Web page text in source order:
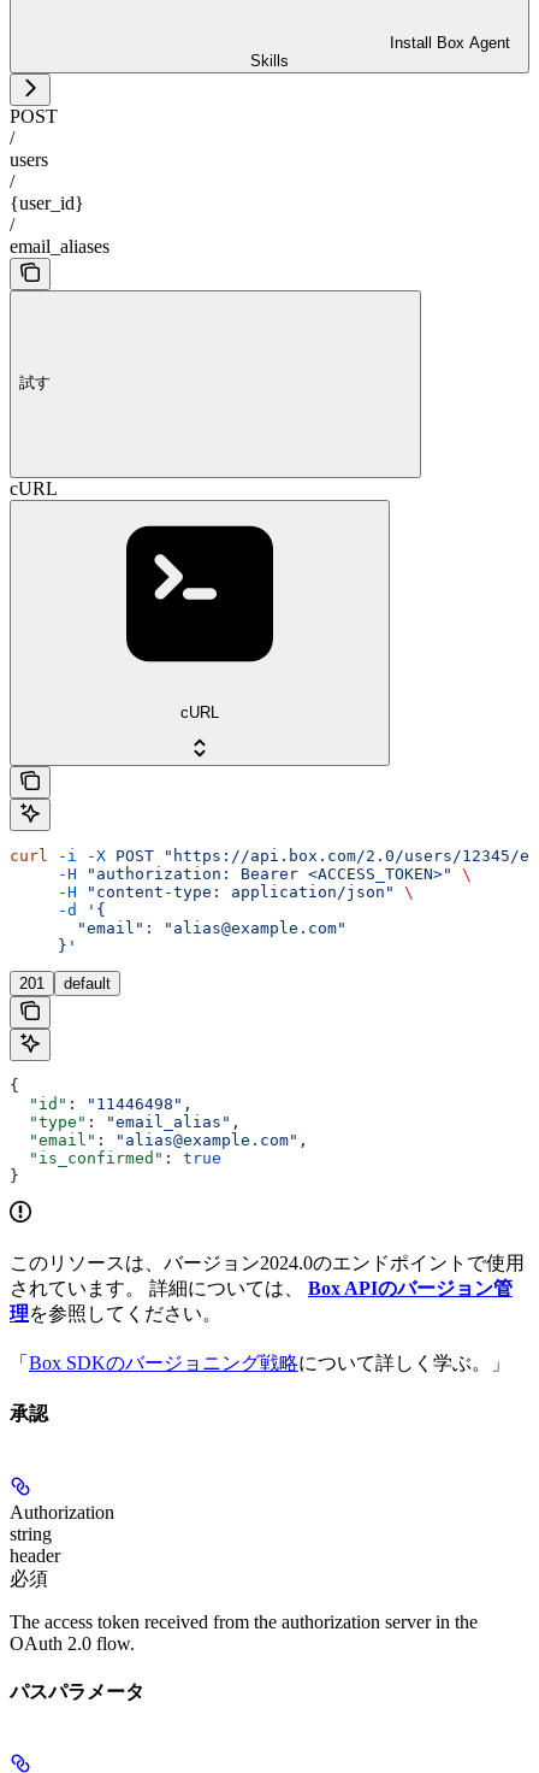
Install Box Agent
Skills
POST
/
users
/
{user_id}
/
email_aliases
試す
cURL
cURL
curl -i -X POST "https://api.box.com/2.0/users/12345/
     -H
"authorization: Bearer <ACCESS_TOKEN>"
\
     -H
"content-type: application/json"
\
     -d
'{
       "email": "alias@example.com"
     }'
201 default
{
  "id"
: "11446498" ,
  "type"
: "email_alias" ,
  "email"
: "alias@example.com" ,
  "is_confirmed"
: true
}
このリソースは、バージョン2024.0のエンドポイントで使用
されています。 詳細については、 Box APIのバージョン管
理を参照してください。
「 Box SDKのバージョニング戦略について詳しく学ぶ。」
承認
Authorization
string
header
必須
The access token received from the authorization server in the
OAuth 2.0 flow.
パスパラメータ